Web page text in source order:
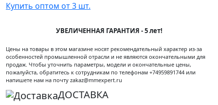
Купить оптом от 3 шт.
УВЕЛИЧЕННАЯ ГАРАНТИЯ - 5 лет!
Цены на товары в этом магазине носят рекомендательный характер из-за
особенностей промышленной отрасли и не являются окончательными для
продаж. Чтобы уточнить параметры, модели и окончательные цены,
пожалуйста, обратитесь к сотрудникам по телефонам +74959891744 или
напишете нам на почту zakaz@mmexpert.ru
ДОСТАВКА